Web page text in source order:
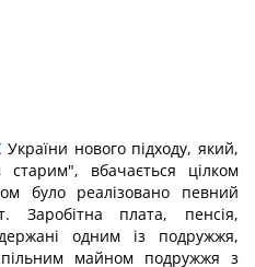
України нового підходу, який,
вбачається цілком
було реалізовано певний
Заробітна плата, пенсія,
одним із подружжя,
майном подружжя з